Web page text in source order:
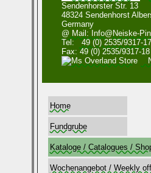
Sendenhorster Str. 13
48324 Sendenhorst
Germany
@ Mail: Info@Neiske-
Tel: 49 (0) 2535/9317-17
Fax: 49 (0) 2535/9317-18
Home
Fundgrube
Kataloge / Catalogues /
Wochenangebot / Weekly